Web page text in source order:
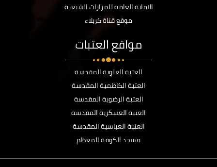
الامانة العامة للمزارات الشيعية
موقع قناة كربلاء
مواقع العتبات
العتبة العلوية المقدسة
العتبة الكاظمية المقدسة
العتبة الرضوية المقدسة
العتبة العسكرية المقدسة
العتبة العباسية المقدسة
مسجد الكوفة المعظم